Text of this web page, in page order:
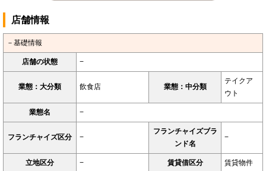
店舗情報
－基礎情報
店舗の状態 −
業態：大分類 飲食店 業態：中分類
テイクア
ウト
業態名 −
フランチャイズ区分 −
フランチャイズブラ
ンド名
−
立地区分 − 賃貸借区分 賃貸物件